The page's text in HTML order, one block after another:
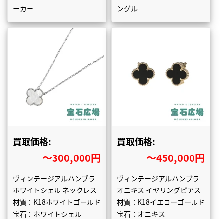
ーカー
ングル
買取価格:
〜300,000円
ヴィンテージアルハンブラ
ホワイトシェル ネックレス
材質：K18ホワイトゴールド
宝石：ホワイトシェル
買取価格:
〜450,000円
ヴィンテージアルハンブラ
オニキス イヤリングピアス
材質：K18イエローゴールド
宝石：オニキス